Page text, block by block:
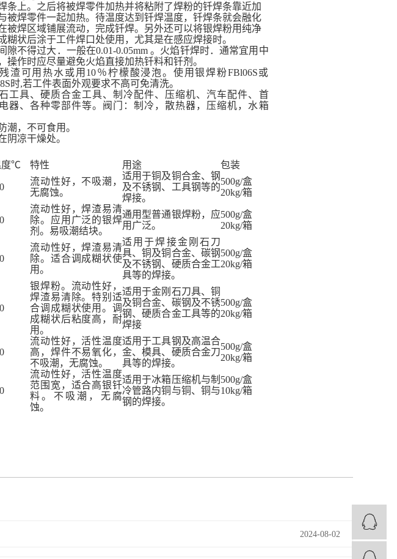
条上。之后将被焊零件加热并将粘附了焊粉的钎焊条靠近加
被焊零件一起加热。待温度达到钎焊温度，钎焊条就会融化
被焊区域铺展流动，完成钎焊。另外还可以将银焊粉用纯净
糊状后涂于工件焊口处使用，尤其是在感应焊接时。
隙不得过大．一般在0.01-0.05mm 。火焰钎焊时．通常宜用中
操作时应尽量避免火焰直接加热钎料和钎剂。
渣可用热水或用10％柠檬酸浸泡。使用银焊粉FBl06S或
时,若工件表面外观要求不高可免清洗。
工具、硬质合金工具、制冷配件、压缩机、汽车配件、首
器、各种零部件等。阀门：制冷，散热器，压缩机，水箱
潮，不可食用。
阴凉干燥处。
度℃ 特性 用途 包装
流动性好，不吸潮，
无腐蚀。
适用于铜及铜合金、钢
及不锈钢、工具钢等的
焊接。
500g/盒
20kg/箱
流动性好，焊渣易清
除。应用广泛的银焊
剂。易吸潮结块。
通用型普通银焊粉，应
用广泛。
500g/盒
20kg/箱
流动性好，焊渣易清
除。适合调成糊状使
用。
适用于焊接金刚石刀
具、铜及铜合金、碳钢
及不锈钢、硬质合金工
具等的焊接。
500g/盒
20kg/箱
银焊粉。流动性好，
焊渣易清除。特别适
合调成糊状使用。调
成糊状后粘度高，耐
用。
适用于金刚石刀具、铜
及铜合金、碳钢及不锈
钢、硬质合金工具等的
焊接
500g/盒
20kg/箱
流动性好，活性温度
高，焊件不易氧化，
不吸潮，无腐蚀。
适用于工具钢及高温合
金、模具、硬质合金刀
具等的焊接。
500g/盒
20kg/箱
流动性好，活性温度
范围宽，适合高银钎
料。不吸潮，无腐
蚀。
适用于冰箱压缩机与制
冷管路内铜与铜、铜与
钢的焊接。
500g/盒
10kg/箱
2024-08-02